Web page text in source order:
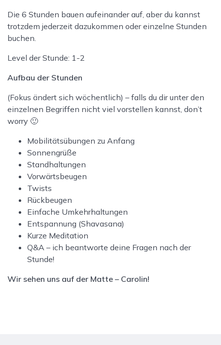
Die 6 Stunden bauen aufeinander auf, aber du kannst
trotzdem jederzeit dazukommen oder einzelne Stunden
buchen.
Level der Stunde: 1-2
Aufbau der Stunden
(Fokus ändert sich wöchentlich) – falls du dir unter den
einzelnen Begriffen nicht viel vorstellen kannst, don’t
worry 🙂
Mobilitätsübungen zu Anfang
Sonnengrüße
Standhaltungen
Vorwärtsbeugen
Twists
Rückbeugen
Einfache Umkehrhaltungen
Entspannung (Shavasana)
Kurze Meditation
Q&A – ich beantworte deine Fragen nach der
Stunde!
Wir sehen uns auf der Matte – Carolin!